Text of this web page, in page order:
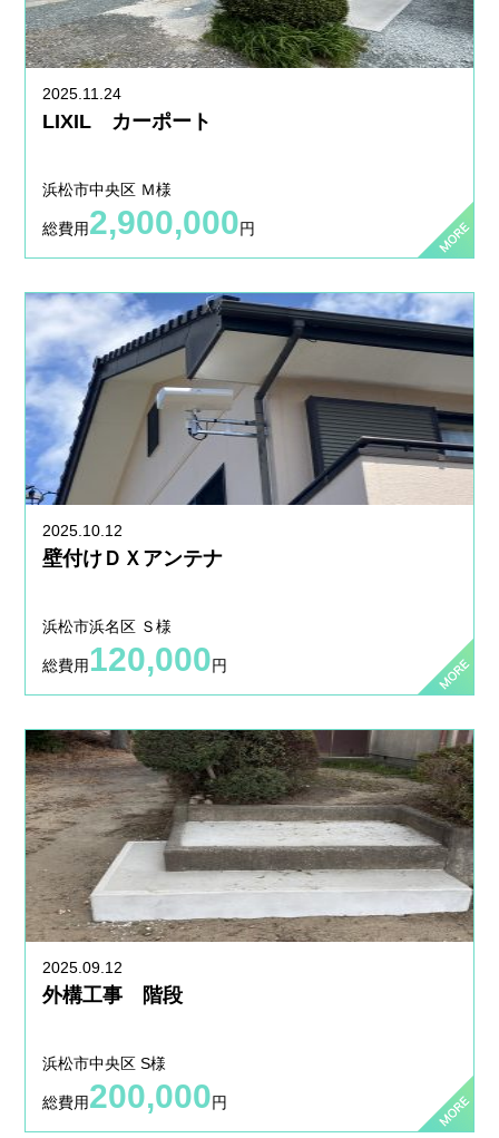
2025.11.24
LIXIL カーポート
浜松市中央区 Ｍ様
総費用2,900,000円
2025.10.12
壁付けＤＸアンテナ
浜松市浜名区 Ｓ様
総費用 120,000円
2025.09.12
外構工事 階段
浜松市中央区 S様
総費用200,000円